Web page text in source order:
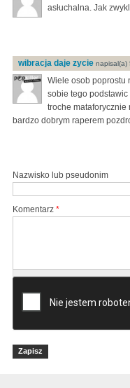
asłuchalna. Jak
wibracja daje zycie napisal(a)
Wiele osob poprostu
sobie tego
troche mataforycznie
bardzo dobrym raperem
Nazwisko lub pseudonim
Komentarz *